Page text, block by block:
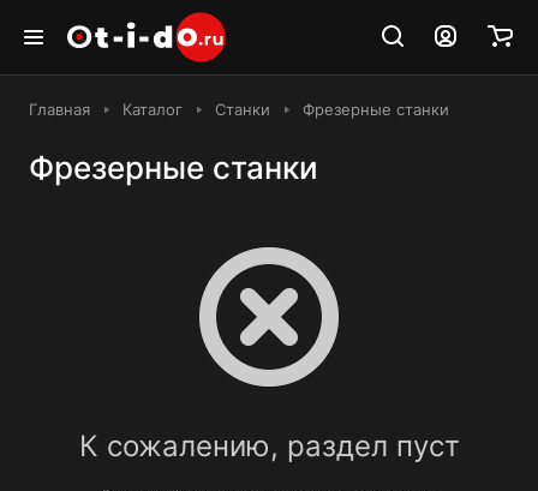
Главная Каталог Станки Фрезерные станки
Фрезерные станки
К сожалению, раздел пуст